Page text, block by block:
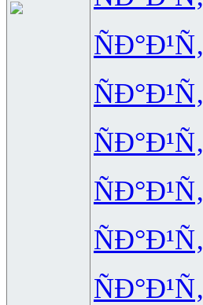
ÑÐ°Ð¹Ñ‚
ÑÐ°Ð¹Ñ‚
ÑÐ°Ð¹Ñ‚
ÑÐ°Ð¹Ñ‚
ÑÐ°Ð¹Ñ‚
ÑÐ°Ð¹Ñ‚